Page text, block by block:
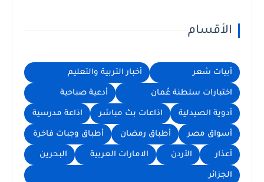
الأقسام
أبيات شعر أخبار التربية والتعليم
اختبارات سلطنة عُمان أدعية صباحية
أدوية الصيدلية اذاعات بث مباشر اذاعة مدرسية
أسواق مصر أطباق رمضان أطباق وجبات فاخرة
أعذار الأردن الامارات العربية البحرين
الجزائر